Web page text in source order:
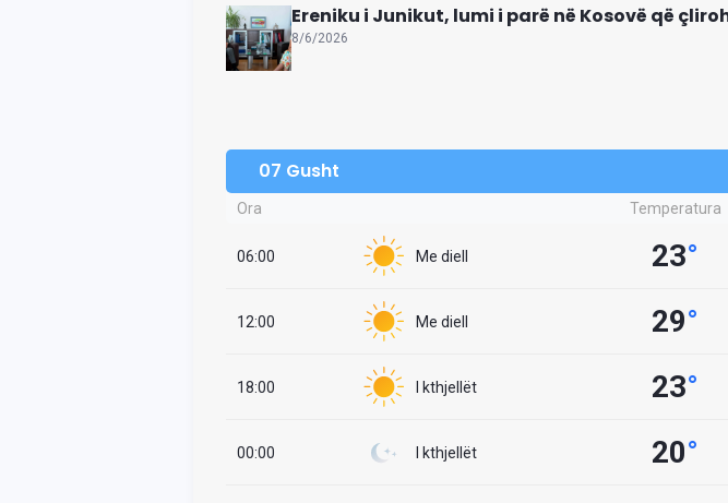
Ereniku i Junikut, lumi i parë në Kosovë që
8/6/2026
07 Gusht
Ora Temperatura
06:00 Me diell 23°
12:00 Me diell 29°
18:00 I kthjellët 23°
00:00 I kthjellët 20°